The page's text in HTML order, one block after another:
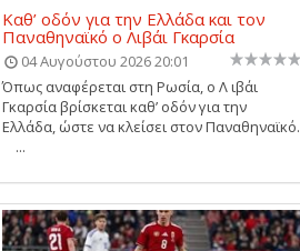
Καθ’ οδόν για την Ελλάδα και τον
Παναθηναϊκό ο Λιβάι Γκαρσία
04 Αυγούστου 2026 20:01
Όπως αναφέρεται στη Ρωσία, ο Λ ιβάι
Γκαρσία βρίσκεται καθ’ οδόν για την
Ελλάδα, ώστε να κλείσει στον Παναθηναϊκό.
...